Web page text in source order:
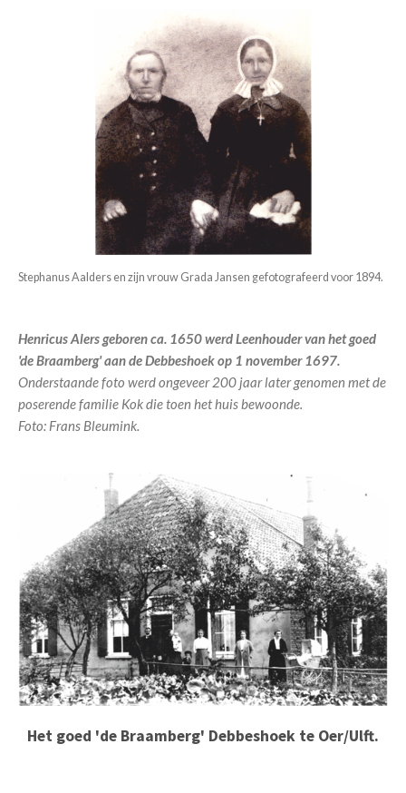
Stephanus Aalders en zijn vrouw Grada Jansen gefotografeerd voor 1894.
Henricus Alers geboren ca. 1650 werd Leenhouder van het goed
'de Braamberg' aan de Debbeshoek op 1 november 1697.
Onderstaande foto werd ongeveer 200 jaar later genomen met de
poserende familie Kok die toen het huis bewoonde.
Foto: Frans Bleumink.
Het goed 'de Braamberg' Debbeshoek te Oer/Ulft.